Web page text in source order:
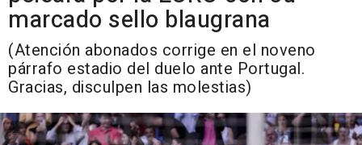
marcado sello blaugrana
(Atención abonados corrige en el noveno
párrafo estadio del duelo ante Portugal.
Gracias, disculpen las molestias)